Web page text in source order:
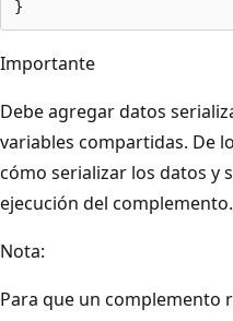
Importante
Debe agregar datos
variables compartidas. De
cómo serializar los datos y
ejecución del complemento.
Nota:
Para que un complemento